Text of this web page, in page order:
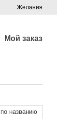
Желания
Мой заказ
по названию